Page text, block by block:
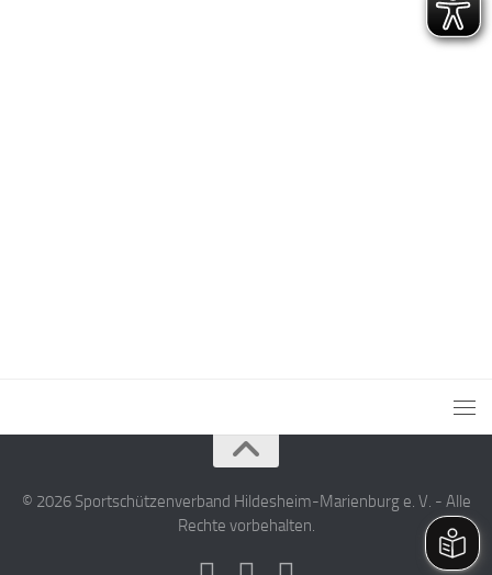
© 2026 Sportschützenverband Hildesheim-Marienburg e. V. - Alle
Rechte vorbehalten.